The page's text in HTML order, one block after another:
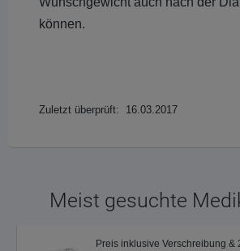
können.
Zuletzt überprüft: 16.03.2017
Meist gesuchte
Preis inklusive Verschreibung &